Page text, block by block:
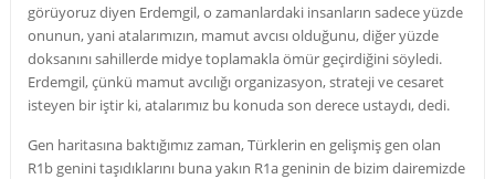
görüyoruz diyen Erdemgil, o zamanlardaki insanların sadece yüzde
onunun, yani atalarımızın, mamut avcısı olduğunu, diğer yüzde
doksanını sahillerde midye toplamakla ömür geçirdiğini söyledi.
Erdemgil, çünkü mamut avcılığı organizasyon, strateji ve cesaret
isteyen bir iştir ki, atalarımız bu konuda son derece ustaydı, dedi.
Gen haritasına baktığımız zaman, Türklerin en gelişmiş gen olan
R1b genini taşıdıklarını buna yakın R1a geninin de bizim dairemizde